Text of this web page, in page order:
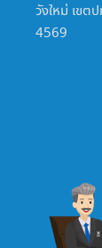
วังใหม่ เข
4569